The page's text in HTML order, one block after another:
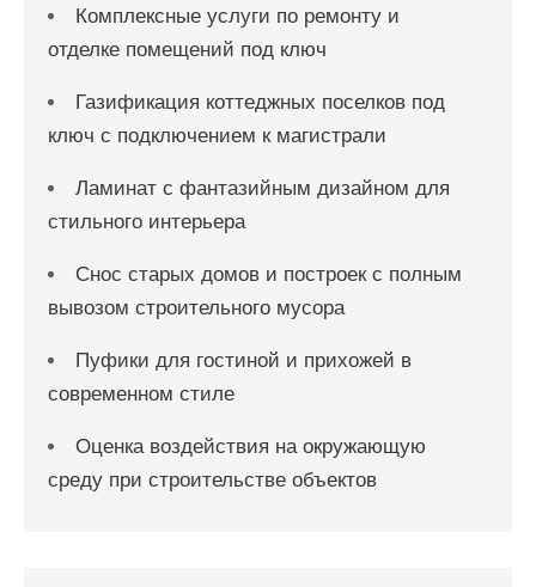
Комплексные услуги по ремонту и
отделке помещений под ключ
Газификация коттеджных поселков под
ключ с подключением к магистрали
Ламинат с фантазийным дизайном для
стильного интерьера
Снос старых домов и построек с полным
вывозом строительного мусора
Пуфики для гостиной и прихожей в
современном стиле
Оценка воздействия на окружающую
среду при строительстве объектов